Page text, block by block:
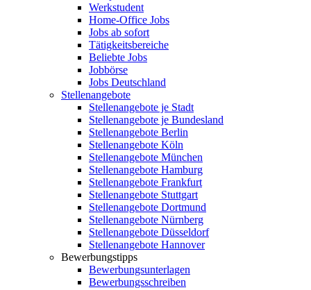
Werkstudent
Home-Office Jobs
Jobs ab sofort
Tätigkeitsbereiche
Beliebte Jobs
Jobbörse
Jobs Deutschland
Stellenangebote
Stellenangebote je Stadt
Stellenangebote je Bundesland
Stellenangebote Berlin
Stellenangebote Köln
Stellenangebote München
Stellenangebote Hamburg
Stellenangebote Frankfurt
Stellenangebote Stuttgart
Stellenangebote Dortmund
Stellenangebote Nürnberg
Stellenangebote Düsseldorf
Stellenangebote Hannover
Bewerbungstipps
Bewerbungsunterlagen
Bewerbungsschreiben